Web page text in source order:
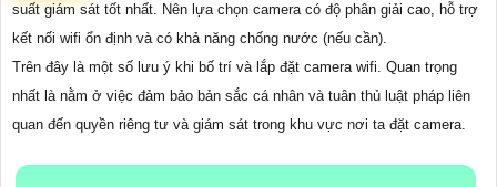
suất giám sát tốt nhất. Nên lựa chọn camera có độ phân giải cao, hỗ trợ
kết nối wifi ổn định và có khả năng chống nước (nếu cần).
Trên đây là một số lưu ý khi bố trí và lắp đặt camera wifi. Quan trọng
nhất là nằm ở việc đảm bảo bản sắc cá nhân và tuân thủ luật pháp liên
quan đến quyền riêng tư và giám sát trong khu vực nơi ta đặt camera.